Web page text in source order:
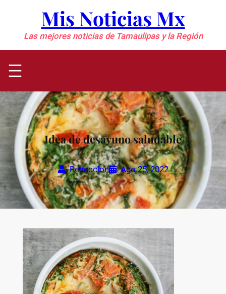
contenido
Mis Noticias Mx
Las mejores noticias de Tamaulipas y la Región
Idea de desayuno saludable
Redaccion Ago 25, 2022